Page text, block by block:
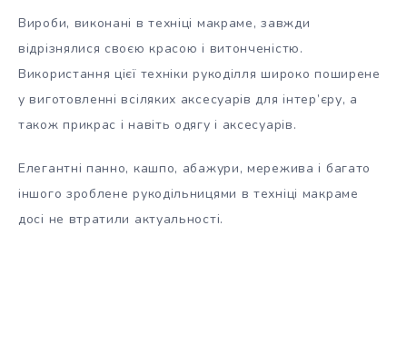
Вироби, виконані в техніці макраме, завжди
відрізнялися своєю красою і витонченістю.
Використання цієї техніки рукоділля широко поширене
у виготовленні всіляких аксесуарів для інтер’єру, а
також прикрас і навіть одягу і аксесуарів.
Елегантні панно, кашпо, абажури, мережива і багато
іншого зроблене рукодільницями в техніці макраме
досі не втратили актуальності.